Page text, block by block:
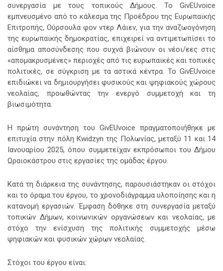
συνεργασία με τους τοπικούς Δήμους. Το GivEUvoice
εμπνευσμένο από το κάλεσμα της Προέδρου της Ευρωπαϊκής
Επιτροπής, Ούρσουλα φον ντερ Λάιεν, για την αναζωογόνηση
της ευρωπαϊκής δημοκρατίας, επιχειρεί να αντιμετωπίσει το
αίσθημα αποσύνδεσης που συχνά βιώνουν οι νέοι/εες στις
«απομακρυσμένες» περιοχές από τις ευρωπαϊκές και τοπικές
πολιτικές, σε σύγκριση με τα αστικά κέντρα. Το GivEUvoice
επιδιώκει να δημιουργήσει φυσικούς και ψηφιακούς χώρους
νεολαίας, προωθώντας την ενεργό συμμετοχή και τη
βιωσιμότητα.
Η πρώτη συνάντηση του GivEUvoice πραγματοποιήθηκε με
επιτυχία στην πόλη Kwidzyn της Πολωνίας, μεταξύ 11 και 14
Ιανουαρίου 2025, όπου συμμετείχαν εκπρόσωποι του Δήμου
Ωραιοκάστρου στις εργασίες της ομάδας έργου.
Κατά τη διάρκεια της συνάντησης, παρουσιάστηκαν οι στόχοι
και το όραμα του έργου, το χρονοδιάγραμμα υλοποίησης και η
κατανομή εργασιών. Έμφαση δόθηκε στη συνεργασία μεταξύ
τοπικών Δήμων, κοινωνικών οργανώσεων και νεολαίας, με
στόχο την ενίσχυση της πολιτικής συμμετοχής μέσω
ψηφιακών και φυσικών χώρων νεολαίας.
Στόχοι του έργου είναι: